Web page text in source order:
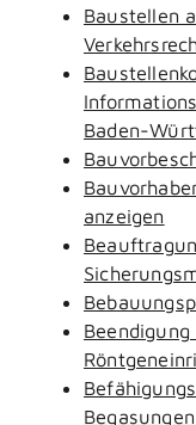
Baustellen
Baden-
anzeigen